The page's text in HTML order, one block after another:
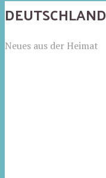
DEUTSCHLAND
Neues aus der Heimat